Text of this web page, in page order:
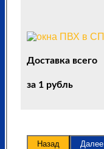
Доставка всего
за 1 рубль
Назад Далее